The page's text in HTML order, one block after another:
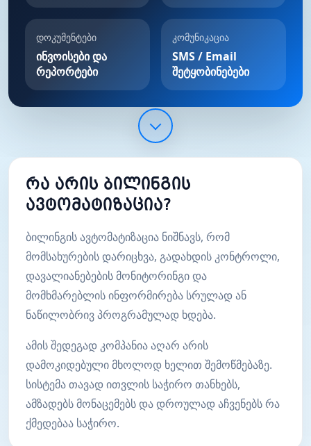
დოკუმენტები
ინვოისები და
რეპორტები
კომუნიკაცია
SMS / Email
შეტყობინებები
რა არის ბილინგის
ავტომატიზაცია?
ბილინგის ავტომატიზაცია ნიშნავს, რომ
მომსახურების დარიცხვა, გადახდის კონტროლი,
დავალიანებების მონიტორინგი და
მომხმარებლის ინფორმირება სრულად ან
ნაწილობრივ პროგრამულად ხდება.
ამის შედეგად კომპანია აღარ არის
დამოკიდებული მხოლოდ ხელით შემოწმებაზე.
სისტემა თავად ითვლის საჭირო თანხებს,
ამზადებს მონაცემებს და დროულად აჩვენებს რა
ქმედებაა საჭირო.